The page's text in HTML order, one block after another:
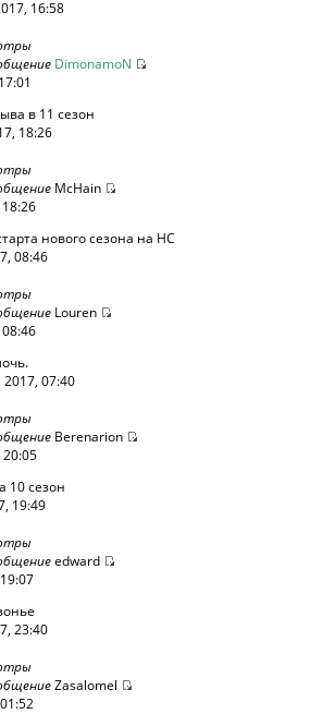
16:58
DimonamoN
в 11 сезон
18:26
McHain
нового сезона на HC
08:46
Louren
07:40
Berenarion
10 сезон
19:49
edward
23:40
Zasalomel